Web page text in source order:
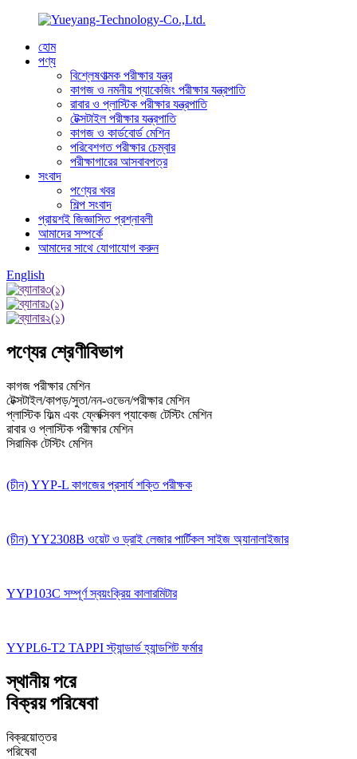
হোম
পণ্য
বিশ্লেষণাত্মক পরীক্ষার যন্ত্র
কাগজ ও নমনীয় প্যাকেজিং পরীক্ষার যন্ত্রপাতি
রাবার ও প্লাস্টিক পরীক্ষার যন্ত্রপাতি
টেক্সটাইল পরীক্ষার যন্ত্রপাতি
কাগজ ও কার্ডবোর্ড মেশিন
পরিবেশগত পরীক্ষার চেম্বার
পরীক্ষাগারের আসবাবপত্র
সংবাদ
পণ্যের খবর
শিল্প সংবাদ
প্রায়শই জিজ্ঞাসিত প্রশ্নাবলী
আমাদের সম্পর্কে
আমাদের সাথে যোগাযোগ করুন
English
পণ্যের শ্রেণীবিভাগ
কাগজ পরীক্ষার মেশিন
টেক্সটাইল/কাপড়/সুতা/নন-ওভেন/পরীক্ষার মেশিন
প্লাস্টিক ফিল্ম এবং ফ্লেক্সিবল প্যাকেজ টেস্টিং মেশিন
রাবার ও প্লাস্টিক পরীক্ষার মেশিন
সিরামিক টেস্টিং মেশিন
(চীন) YYP-L কাগজের প্রসার্য শক্তি পরীক্ষক
(চীন) YY2308B ওয়েট ও ড্রাই লেজার পার্টিকল সাইজ অ্যানালাইজার
YYP103C সম্পূর্ণ স্বয়ংক্রিয় কালারমিটার
YYPL6-T2 TAPPI স্ট্যান্ডার্ড হ্যান্ডশিট ফর্মার
স্থানীয় পরে
বিক্রয় পরিষেবা
বিক্রয়োত্তর
পরিষেবা